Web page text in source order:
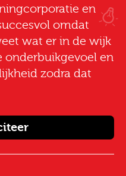
en
omdat
wat er in de wijk
onderbuikgevoel en
zodra dat